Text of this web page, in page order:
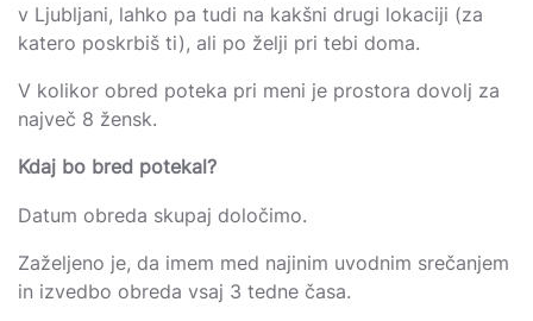
v Ljubljani, lahko pa tudi na kakšni drugi lokaciji (za
katero poskrbiš ti), ali po želji pri tebi doma.
V kolikor obred poteka pri meni je prostora dovolj za
največ 8 žensk.
Kdaj bo bred potekal?
Datum obreda skupaj določimo.
Zaželjeno je, da imem med najinim uvodnim srečanjem
in izvedbo obreda vsaj 3 tedne časa.